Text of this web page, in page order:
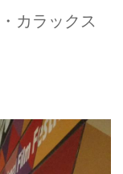
カラックス